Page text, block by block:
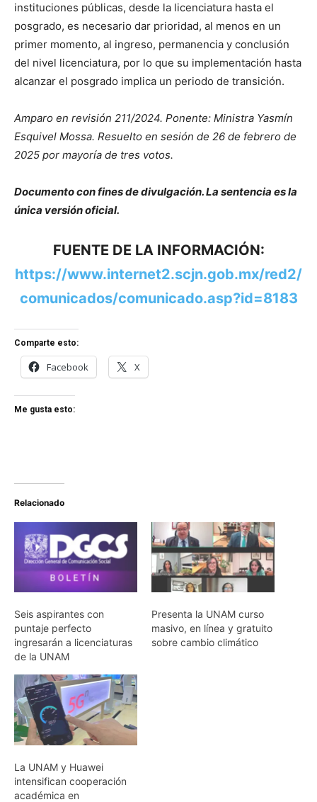
instituciones públicas, desde la licenciatura hasta el
posgrado, es necesario dar prioridad, al menos en un
primer momento, al ingreso, permanencia y conclusión
del nivel licenciatura, por lo que su implementación hasta
alcanzar el posgrado implica un periodo de transición.
Amparo en revisión 211/2024. Ponente: Ministra Yasmín
Esquivel Mossa. Resuelto en sesión de 26 de febrero de
2025 por mayoría de tres votos.
Documento con fines de divulgación. La sentencia es la
única versión oficial.
FUENTE DE LA INFORMACIÓN:
https://www.internet2.scjn.gob.mx/red2/
comunicados/comunicado.asp?id=8183
Comparte esto:
Facebook X
Me gusta esto:
Relacionado
Seis aspirantes con
puntaje perfecto
ingresarán a licenciaturas
de la UNAM
Presenta la UNAM curso
masivo, en línea y gratuito
sobre cambio climático
La UNAM y Huawei
intensifican cooperación
académica en